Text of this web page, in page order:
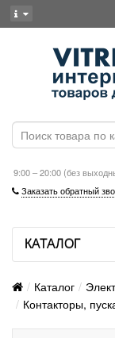
9:00 – 20:00 (без
Заказать обратный
КАТАЛОГ
Каталог
Контакторы,